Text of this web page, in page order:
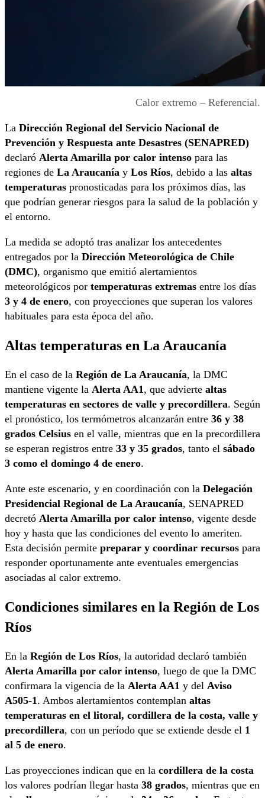
Calor extremo – Referencial.
La Dirección Regional del Servicio Nacional de
Prevención y Respuesta ante Desastres (SENAPRED)
declaró Alerta Amarilla por calor intenso para las
regiones de La Araucanía y Los Ríos, debido a las altas
temperaturas pronosticadas para los próximos días, las
que podrían generar riesgos para la salud de la población y
el entorno.
La medida se adoptó tras analizar los antecedentes
entregados por la Dirección Meteorológica de Chile
(DMC), organismo que emitió alertamientos
meteorológicos por temperaturas extremas entre los días
3 y 4 de enero, con proyecciones que superan los valores
habituales para esta época del año.
Altas temperaturas en La Araucanía
En el caso de la Región de La Araucanía, la DMC
mantiene vigente la Alerta AA1 , que advierte altas
temperaturas en sectores de valle y precordillera. Según
el pronóstico, los termómetros alcanzarán entre 36 y 38
grados Celsius en el valle, mientras que en la precordillera
se esperan registros entre 33 y 35 grados, tanto el sábado
3 como el domingo 4 de enero.
Ante este escenario, y en coordinación con la Delegación
Presidencial Regional de La Araucanía, SENAPRED
decretó Alerta Amarilla por calor intenso, vigente desde
hoy y hasta que las condiciones del evento lo ameriten.
Esta decisión permite preparar y coordinar recursos para
responder oportunamente ante eventuales emergencias
asociadas al calor extremo.
Condiciones similares en la Región de Los
Ríos
En la Región de Los Ríos, la autoridad declaró también
Alerta Amarilla por calor intenso, luego de que la DMC
confirmara la vigencia de la Alerta AA1 y del Aviso
A505-1. Ambos alertamientos contemplan altas
temperaturas en el litoral, cordillera de la costa, valle y
precordillera, con un período que se extiende desde el 1
al 5 de enero.
Las proyecciones indican que en la cordillera de la costa
los valores podrían llegar hasta 38 grados, mientras que en